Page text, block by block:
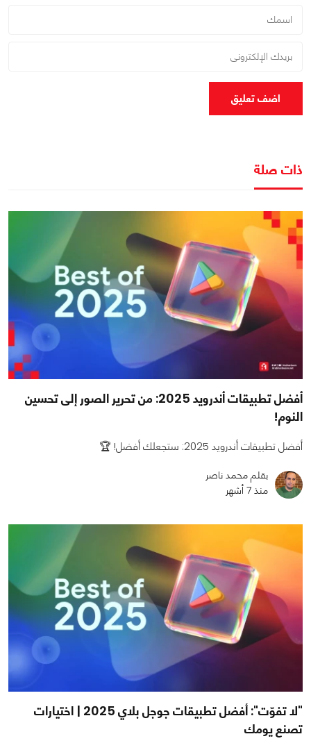
اضف تعليق
ذات صلة
أفضل تطبيقات أندرويد 2025: من تحرير الصور إلى تحسين
النوم!
أفضل تطبيقات أندرويد 2025: ستجعلك أفضل! 🏆
بقلم محمد ناصر
منذ 7 أشهر
"لا تفوّت": أفضل تطبيقات جوجل بلاي 2025 | اختيارات
تصنع يومك